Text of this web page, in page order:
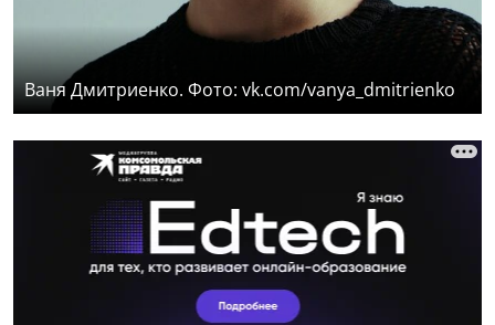
Ваня Дмитриенко. Фото: vk.com/vanya_dmitrienko